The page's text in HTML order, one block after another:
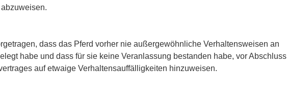
dass das Pferd vorher nie außergewöhnliche Verhaltensweisen an
habe und dass für sie keine Veranlassung bestanden habe, vor Abschluss
auf etwaige Verhaltensauffälligkeiten hinzuweisen.